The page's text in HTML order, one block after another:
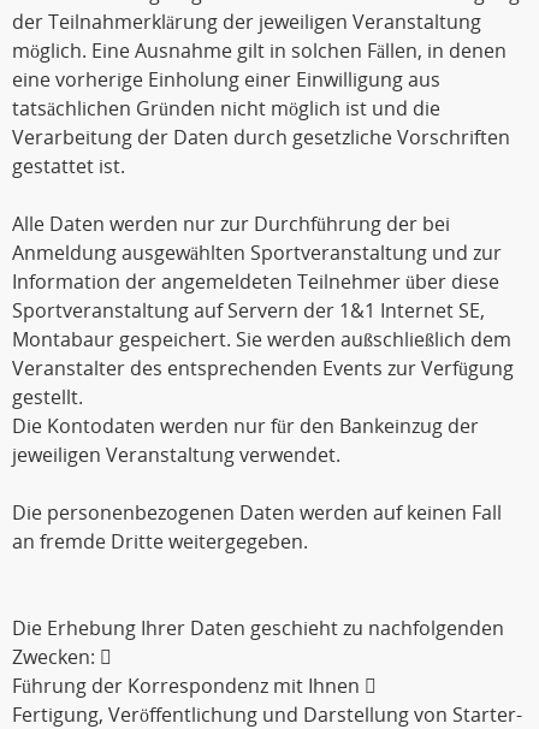
der Teilnahmerklärung der jeweiligen Veranstaltung
möglich. Eine Ausnahme gilt in solchen Fällen, in denen
eine vorherige Einholung einer Einwilligung aus
tatsächlichen Gründen nicht möglich ist und die
Verarbeitung der Daten durch gesetzliche Vorschriften
gestattet ist.
Alle Daten werden nur zur Durchführung der bei
Anmeldung ausgewählten Sportveranstaltung und zur
Information der angemeldeten Teilnehmer über diese
Sportveranstaltung auf Servern der 1&1 Internet SE,
Montabaur gespeichert. Sie werden außschließlich dem
Veranstalter des entsprechenden Events zur Verfügung
gestellt.
Die Kontodaten werden nur für den Bankeinzug der
jeweiligen Veranstaltung verwendet.
Die personenbezogenen Daten werden auf keinen Fall
an fremde Dritte weitergegeben.
Die Erhebung Ihrer Daten geschieht zu nachfolgenden
Zwecken: 
Führung der Korrespondenz mit Ihnen 
Fertigung, Veröffentlichung und Darstellung von Starter-